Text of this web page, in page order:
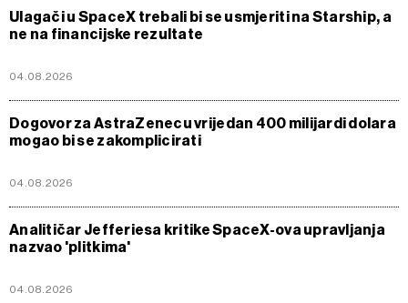
Ulagači u SpaceX trebali bi se usmjeriti na Starship, a
ne na financijske rezultate
04.08.2026
Dogovor za AstraZenecu vrijedan 400 milijardi dolara
mogao bi se zakomplicirati
04.08.2026
Analitičar Jefferiesa kritike SpaceX-ova upravljanja
nazvao 'plitkima'
04.08.2026